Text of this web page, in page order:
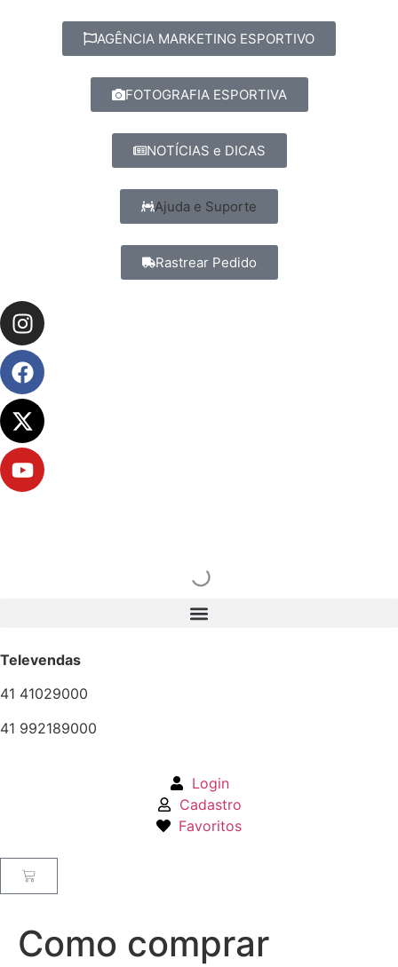
AGÊNCIA MARKETING ESPORTIVO
FOTOGRAFIA ESPORTIVA
NOTÍCIAS e DICAS
Ajuda e Suporte
Rastrear Pedido
Televendas
41 41029000
41 992189000
Login
Cadastro
Favoritos
Como comprar